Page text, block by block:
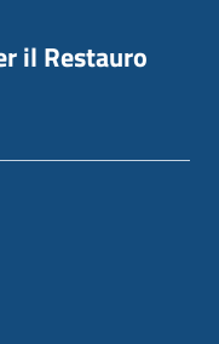
il Restauro